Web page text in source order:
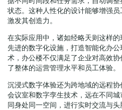
状态。这种人性化的设计能够增强
激发其创造力。
在实际应用中，诸如经略天则这样
先进的数字化设施，打造智能化办
术，办公楼不仅满足了企业对高效
了整体的运营管理水平和员工体验。
沉浸式数字体验还为跨地域的远程
会议室和数字孪生技术，远在不同
同身处同一空间，进行实时交流与